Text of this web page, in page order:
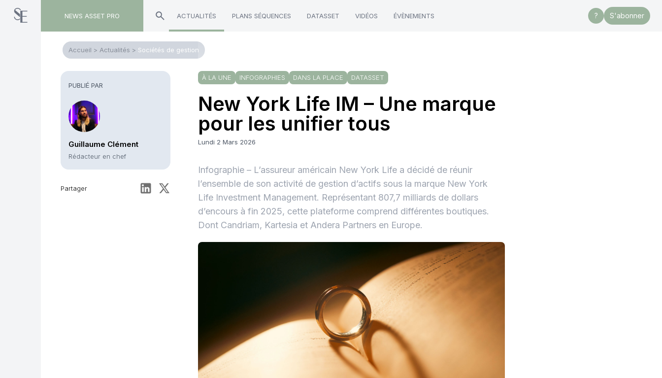
NEWS ASSET PRO ACTUALITÉS PLANS SÉQUENCES DATASSET VIDÉOS ÉVÈNEMENTS ? S'abonner
Accueil > Actualités > Sociétés de gestion
PUBLIÉ PAR
Guillaume Clément
Rédacteur en chef
Partager
À LA UNE INFOGRAPHIES DANS LA PLACE DATASSET
New York Life IM – Une marque
pour les unifier tous
Lundi 2 Mars 2026
Infographie – L’assureur américain New York Life a décidé de réunir
l’ensemble de son activité de gestion d’actifs sous la marque New York
Life Investment Management. Représentant 807,7 milliards de dollars
d’encours à fin 2025, cette plateforme comprend différentes boutiques.
Dont Candriam, Kartesia et Andera Partners en Europe.